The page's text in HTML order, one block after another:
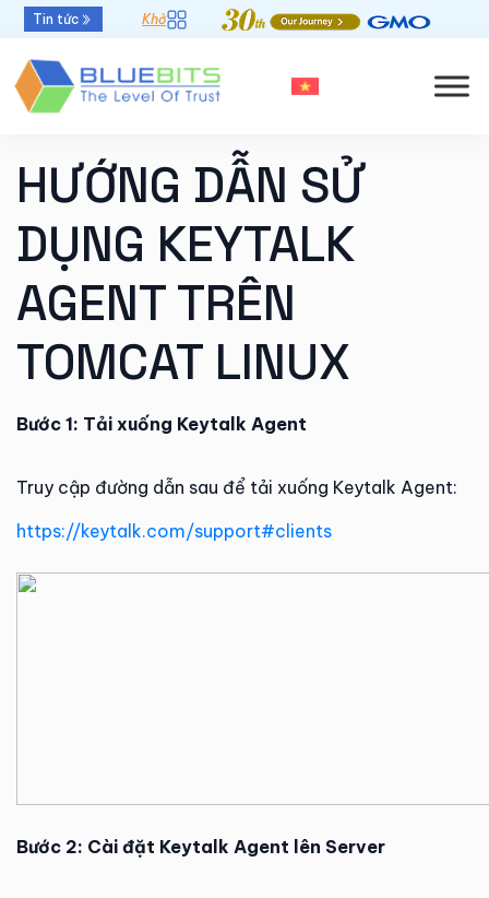
Tin tức Khởi đầu mới - Thời hạn chứng thư số 47 ngày
HƯỚNG DẪN SỬ
DỤNG KEYTALK
AGENT TRÊN
TOMCAT LINUX
Bước 1: Tải xuống Keytalk Agent
Truy cập đường dẫn sau để tải xuống Keytalk Agent:
https://keytalk.com/support#clients
Bước 2: Cài đặt Keytalk Agent lên Server